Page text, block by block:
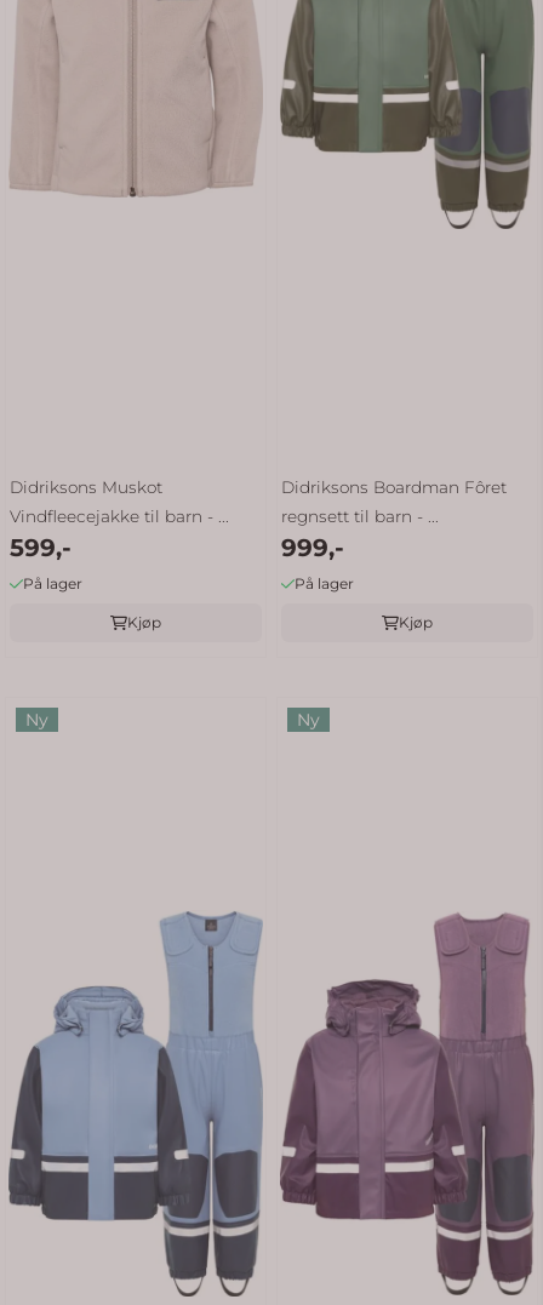
Didriksons Muskot
Vindfleecejakke til barn - ...
599,-
På lager
Kjøp
Didriksons Boardman Fôret
regnsett til barn - ...
999,-
På lager
Kjøp
Ny Ny